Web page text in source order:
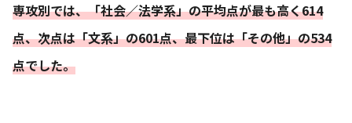
専攻別では、「社会／法学系」の平均点が最も高く614
点、次点は「文系」の601点、最下位は「その他」の534
点でした。